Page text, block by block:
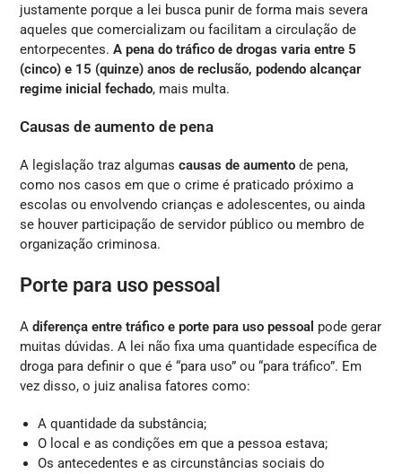
justamente porque a lei busca punir de forma mais severa
aqueles que comercializam ou facilitam a circulação de
entorpecentes.A pena do tráfico de drogas varia entre 5
(cinco) e 15 (quinze) anos de reclusão, podendo alcançar
regime inicial fechado, mais multa.
Causas de aumento de pena
A legislação traz algumascausas de aumento de pena,
como nos casos em que o crime é praticado próximo a
escolas ou envolvendo crianças e adolescentes, ou ainda
se houver participação de servidor público ou membro de
organização criminosa.
Porte para uso pessoal
Adiferença entre tráfico e porte para uso pessoal pode gerar
muitas dúvidas. A lei não fixa uma quantidade específica de
droga para definir o que é “para uso” ou “para tráfico”. Em
vez disso, o juiz analisa fatores como:
A quantidade da substância;
O local e as condições em que a pessoa estava;
Os antecedentes e as circunstâncias sociais do